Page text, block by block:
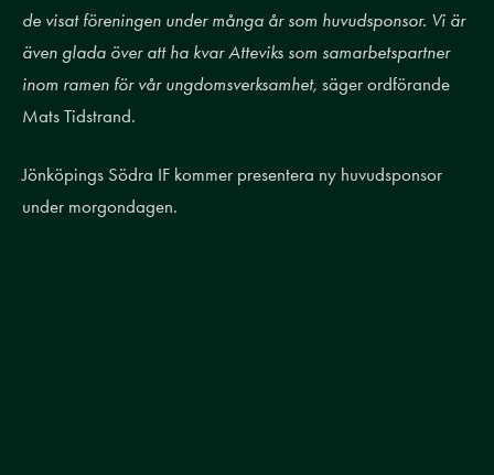
de visat föreningen under många år som huvudsponsor. Vi är
även glada över att ha kvar Atteviks som samarbetspartner
inom ramen för vår ungdomsverksamhet, säger ordförande
Mats Tidstrand.
Jönköpings Södra IF kommer presentera ny huvudsponsor
under morgondagen.